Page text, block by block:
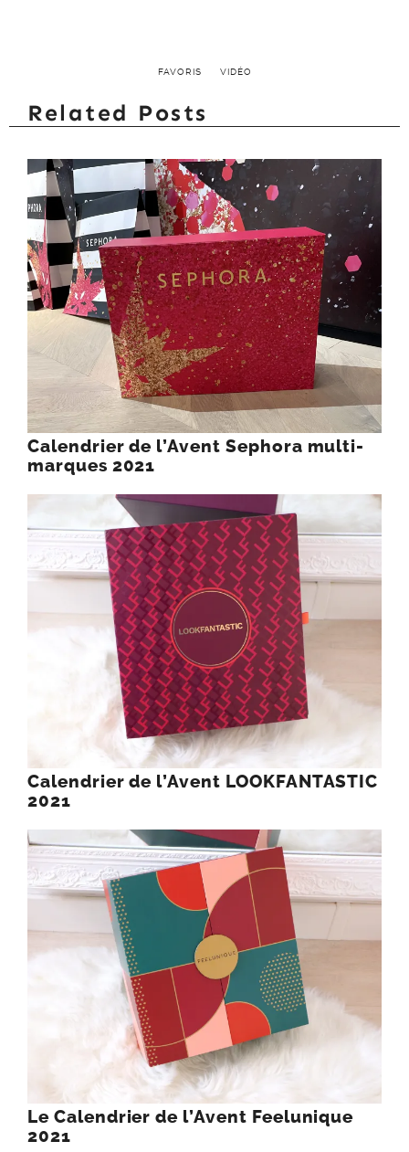
FAVORIS VIDÉO
Related Posts
Calendrier de l’Avent Sephora multi-
marques 2021
Calendrier de l’Avent LOOKFANTASTIC
2021
Le Calendrier de l’Avent Feelunique
2021